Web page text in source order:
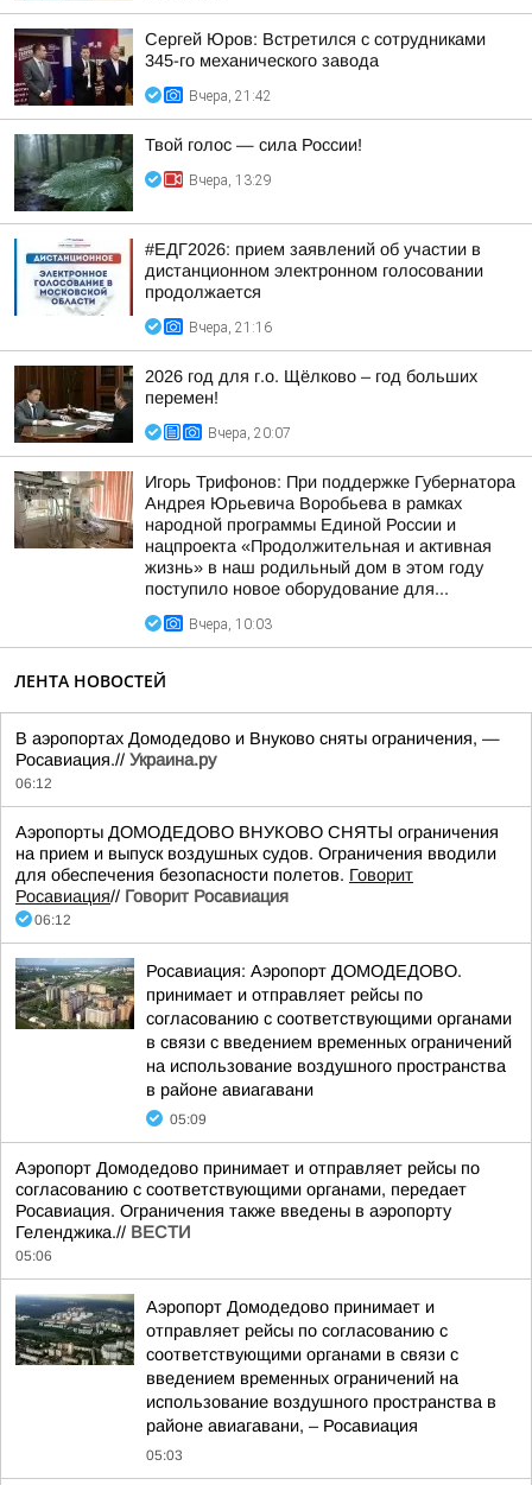
Сергей Юров: Встретился с сотрудниками
345-го механического завода
Вчера, 21:42
Твой голос — сила России!
Вчера, 13:29
#ЕДГ2026: прием заявлений об участии в
дистанционном электронном голосовании
продолжается
Вчера, 21:16
2026 год для г.о. Щёлково – год больших
перемен!
Вчера, 20:07
Игорь Трифонов: При поддержке Губернатора
Андрея Юрьевича Воробьева в рамках
народной программы Единой России и
нацпроекта «Продолжительная и активная
жизнь» в наш родильный дом в этом году
поступило новое оборудование для...
Вчера, 10:03
ЛЕНТА НОВОСТЕЙ
В аэропортах Домодедово и Внуково сняты ограничения, —
Росавиация.// Украина.ру
06:12
Аэропорты ДОМОДЕДОВО ВНУКОВО СНЯТЫ ограничения
на прием и выпуск воздушных судов. Ограничения вводили
для обеспечения безопасности полетов. Говорит
Росавиация// Говорит Росавиация
06:12
Росавиация: Аэропорт ДОМОДЕДОВО.
принимает и отправляет рейсы по
согласованию с соответствующими органами
в связи с введением временных ограничений
на использование воздушного пространства
в районе авиагавани
05:09
Аэропорт Домодедово принимает и отправляет рейсы по
согласованию с соответствующими органами, передает
Росавиация. Ограничения также введены в аэропорту
Геленджика.// ВЕСТИ
05:06
Аэропорт Домодедово принимает и
отправляет рейсы по согласованию с
соответствующими органами в связи с
введением временных ограничений на
использование воздушного пространства в
районе авиагавани, – Росавиация
05:03